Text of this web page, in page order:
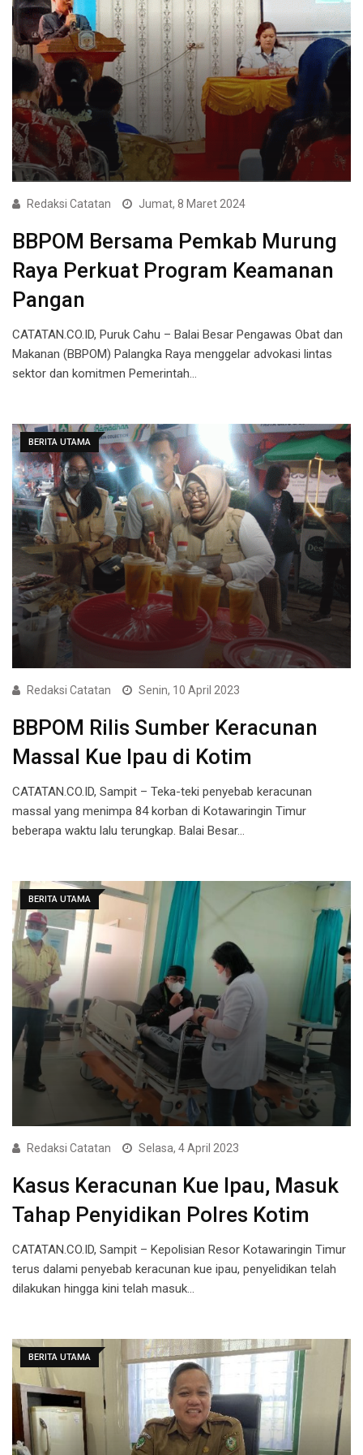
Redaksi Catatan Jumat, 8 Maret 2024
BBPOM Bersama Pemkab Murung
Raya Perkuat Program Keamanan
Pangan
CATATAN.CO.ID, Puruk Cahu – Balai Besar Pengawas Obat dan
Makanan (BBPOM) Palangka Raya menggelar advokasi lintas
sektor dan komitmen Pemerintah…
BERITA UTAMA
Redaksi Catatan Senin, 10 April 2023
BBPOM Rilis Sumber Keracunan
Massal Kue Ipau di Kotim
CATATAN.CO.ID, Sampit – Teka-teki penyebab keracunan
massal yang menimpa 84 korban di Kotawaringin Timur
beberapa waktu lalu terungkap. Balai Besar…
BERITA UTAMA
Redaksi Catatan Selasa, 4 April 2023
Kasus Keracunan Kue Ipau, Masuk
Tahap Penyidikan Polres Kotim
CATATAN.CO.ID, Sampit – Kepolisian Resor Kotawaringin Timur
terus dalami penyebab keracunan kue ipau, penyelidikan telah
dilakukan hingga kini telah masuk…
BERITA UTAMA